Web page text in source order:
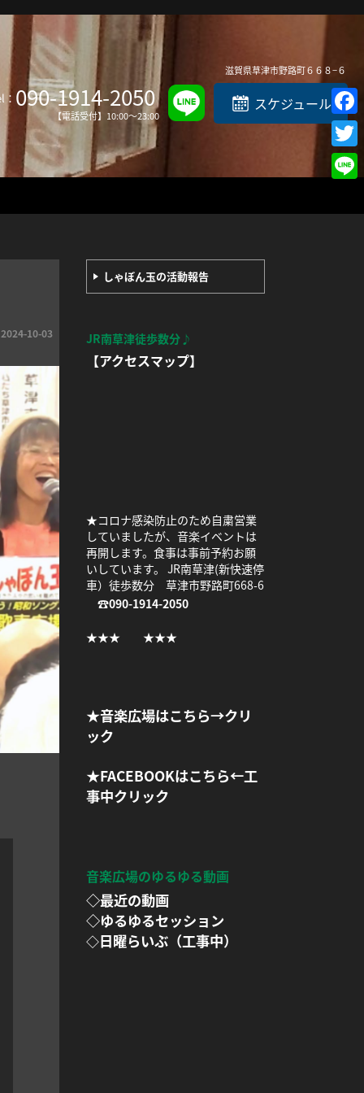
滋賀県草津市野路町６６８−６
： 090-1914-2050
【電話受付】10:00～23:00
スケジュール
2024-10-03
しゃぼん玉の活動報告
JR南草津徒歩数分♪
【アクセスマップ】
★コロナ感染防止のため自粛営業
していましたが、音楽イベントは
再開します。食事は事前予約お願
いしています。 JR南草津(新快速停
車）徒歩数分 草津市野路町668-6
☎090-1914-2050
★★★ ★★★
★音楽広場はこちら→クリ
ック
★FACEBOOKはこちら←工
事中クリック
音楽広場のゆるゆる動画
◇最近の動画
◇ゆるゆるセッション
◇日曜らいぶ（工事中）